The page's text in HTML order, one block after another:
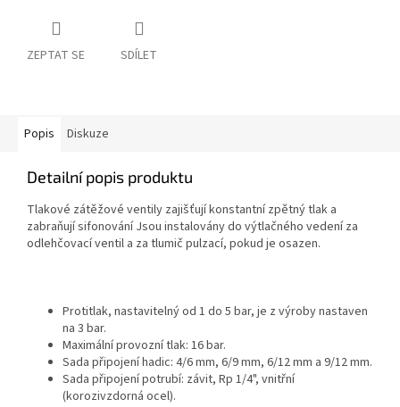
ZEPTAT SE SDÍLET
Popis Diskuze
Detailní popis produktu
Tlakové zátěžové ventily zajišťují konstantní zpětný tlak a
zabraňují sifonování Jsou instalovány do výtlačného vedení za
odlehčovací ventil a za tlumič pulzací, pokud je osazen.
Protitlak, nastavitelný od 1 do 5 bar, je z výroby nastaven
na 3 bar.
Maximální provozní tlak: 16 bar.
Sada připojení hadic: 4/6 mm, 6/9 mm, 6/12 mm a 9/12 mm.
Sada připojení potrubí: závit, Rp 1/4", vnitřní
(korozivzdorná ocel).